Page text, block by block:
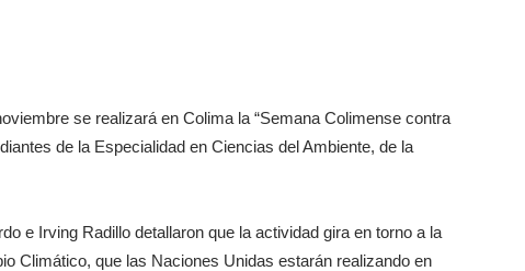
se realizará en Colima la “Semana Colimense contra
de la Especialidad en Ciencias del Ambiente, de la
e Irving Radillo detallaron que la actividad gira en torno a la
Climático, que las Naciones Unidas estarán realizando en